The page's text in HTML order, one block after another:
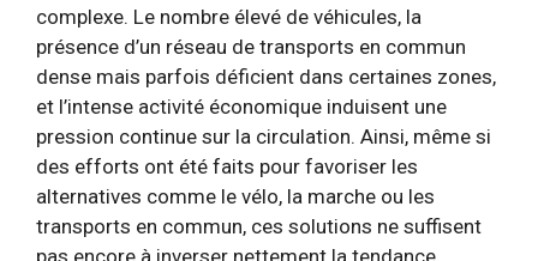
complexe. Le nombre élevé de véhicules, la
présence d’un réseau de transports en commun
dense mais parfois déficient dans certaines zones,
et l’intense activité économique induisent une
pression continue sur la circulation. Ainsi, même si
des efforts ont été faits pour favoriser les
alternatives comme le vélo, la marche ou les
transports en commun, ces solutions ne suffisent
pas encore à inverser nettement la tendance.